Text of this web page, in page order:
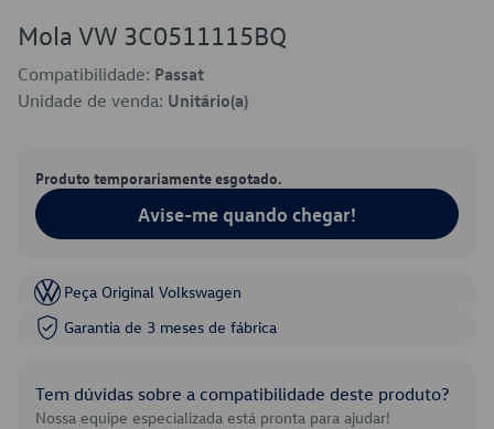
Mola VW 3C0511115BQ
Compatibilidade: Passat
Unidade de venda: Unitário(a)
Produto temporariamente esgotado.
Avise-me quando chegar!
Peça Original Volkswagen
Garantia de 3 meses de fábrica
Tem dúvidas sobre a compatibilidade deste produto?
Nossa equipe especializada está pronta para ajudar!